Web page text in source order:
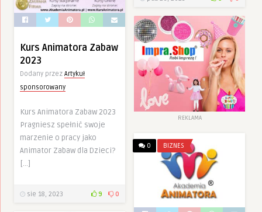
Kurs Animatora Zabaw
2023
Dodany przez Artykuł
sponsorowany
Kurs Animatora Zabaw 2023
Pragniesz spełnić swoje
marzenie o pracy jako
Animator Zabaw dla Dzieci?
[…]
sie 18, 2023 9 0
REKLAMA
0 BIZNES